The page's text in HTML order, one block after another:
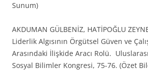
Sunum)
AKDUMAN GÜLBENİZ, HATİPOĞLU
Liderlik Algısının Örgütsel Güven ve
Arasındaki İlişkide Aracı Rolü.
Sosyal Bilimler Kongresi, 75-76. (Özet